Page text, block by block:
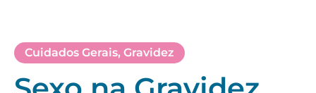
Cuidados Gerais, Gravidez